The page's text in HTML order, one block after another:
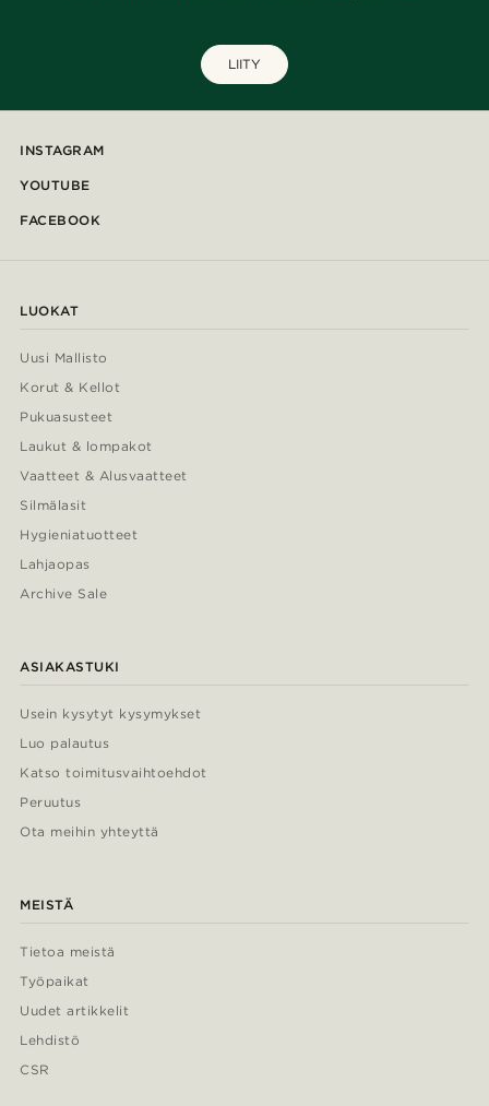
LIITY
INSTAGRAM
YOUTUBE
FACEBOOK
LUOKAT
Uusi Mallisto
Korut & Kellot
Pukuasusteet
Laukut & lompakot
Vaatteet & Alusvaatteet
Silmälasit
Hygieniatuotteet
Lahjaopas
Archive Sale
ASIAKASTUKI
Usein kysytyt kysymykset
Luo palautus
Katso toimitusvaihtoehdot
Peruutus
Ota meihin yhteyttä
MEISTÄ
Tietoa meistä
Työpaikat
Uudet artikkelit
Lehdistö
CSR